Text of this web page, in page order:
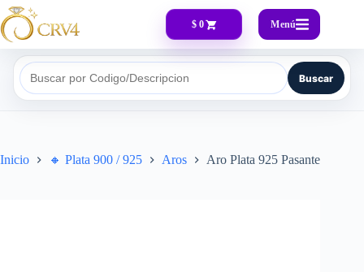
$ 0 Menú
Buscar por Codigo/Descripcion Buscar
Inicio 🔸​ Plata 900 / 925 Aros Aro Plata 925 Pasante